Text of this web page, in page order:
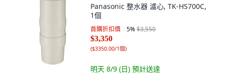
Panasonic 整水器 濾心, TK-HS700C,
1個
首購折扣價 5%$3,550
$3,350
($3350.00/1個)
明天 8/9 (日) 預計送達